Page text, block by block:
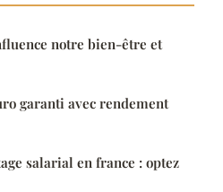
notre bien-être et
garanti avec rendement
salarial en france : optez